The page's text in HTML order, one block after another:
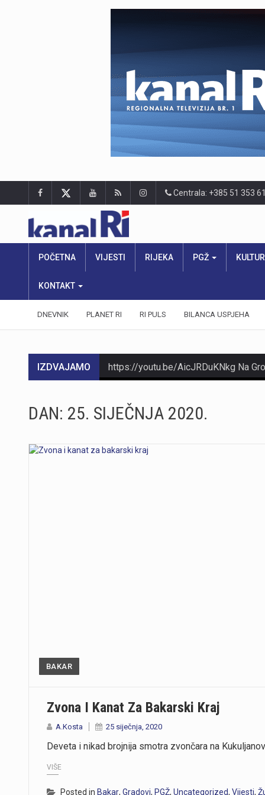
Centrala: +385 51 353
POČETNA VIJESTI RIJEKA PGŽ
KONTAKT
DNEVNIK PLANET RI RI PULS BILANCA USPJEHA
IZDVAJAMO
https://youtu.be/Ms7A82drFtA
DAN: 25. SIJEČNJA 2020.
BAKAR
Zvona I Kanat Za Bakarski Kraj
A.Kosta 25 siječnja, 2020
Deveta i nikad brojnija smotra zvončara na
VIŠE
Posted in Bakar, Gradovi, PGŽ, Uncategorized, Vijesti,